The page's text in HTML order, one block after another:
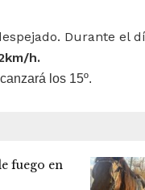
Durante el
h.
los 15º.
fuego en